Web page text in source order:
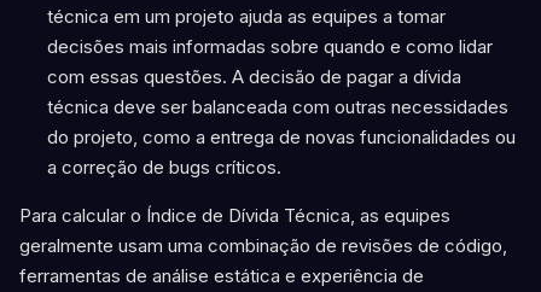
técnica em um projeto ajuda as equipes a tomar
decisões mais informadas sobre quando e como lidar
com essas questões. A decisão de pagar a dívida
técnica deve ser balanceada com outras necessidades
do projeto, como a entrega de novas funcionalidades ou
a correção de bugs críticos.
Para calcular o Índice de Dívida Técnica, as equipes
geralmente usam uma combinação de revisões de código,
ferramentas de análise estática e experiência de